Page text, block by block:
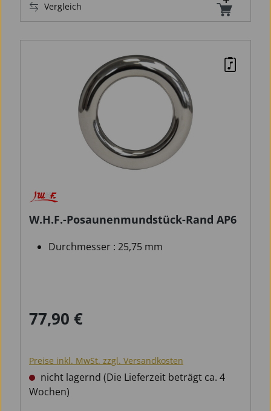
Vergleich
W.H.F.-Posaunenmundstück-Rand AP6
Durchmesser : 25,75 mm
Regulärer Preis:
77,90 €
Preise inkl. MwSt. zzgl. Versandkosten
nicht lagernd (Die Lieferzeit beträgt ca. 4
Wochen)